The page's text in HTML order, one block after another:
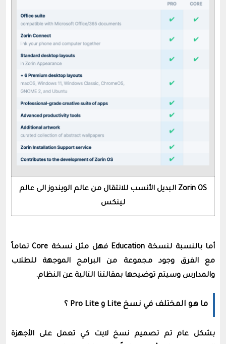
Zorin OS البديل الأنسب للانتقال من عالم الويندوز الى عالم
لينكس
أما بالنسبة لنسخة Education فهل مثل نسخة Core تماماً
مع الفرق وجود مجموعة من البرامج الموجهة للطلاب
والمدارس وسيتم توضيحها بمقالتنا التالية عن النظام.
ما هو المختلف في نسخ Lite و Pro Lite ؟
بشكل عام تم تصميم نسخ لايت كي تعمل على الأجهزة